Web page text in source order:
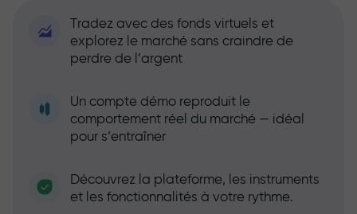
Tradez avec des fonds virtuels et
explorez le marché sans craindre de
perdre de l’argent
Un compte démo reproduit le
comportement réel du marché — idéal
pour s’entraîner
Découvrez la plateforme, les instruments
et les fonctionnalités à votre rythme.